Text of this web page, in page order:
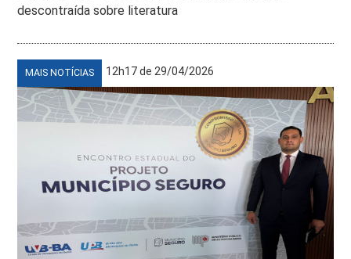
descontraída sobre literatura
MAIS NOTÍCIAS 12h17 de 29/04/2026